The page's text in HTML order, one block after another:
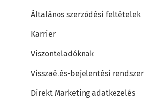
Általános szerződési feltételek
Karrier
Viszonteladóknak
Visszaélés-bejelentési rendszer
Direkt Marketing adatkezelés